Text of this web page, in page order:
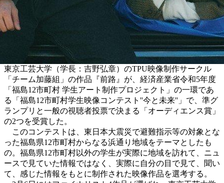
東京工芸大学（学長：吉野弘章）のTPU映像制作サークル
「チーム加藤組」の作品『前路』が、経済産業省令和5年度
「福島12市町村 学生アート制作プロジェクト」の一環であ
る「福島12市町村学生映像コンテスト''今と未来''」で、準グ
ランプリと一般の視聴者投票で決まる「オーディエンス賞」
の2つを受賞した。
このコンテストは、東日本大震災で避難指示等の対象とな
った福島県12市町村からなる浜通り地域をテーマとしたも
の。福島県12市町村以外の学生が実際に地域を訪れて、ニュ
ースで見ていた情報ではなく、実際に自分の目で見て、聞い
て、感じた情報をもとに制作された映像作品を選考する。